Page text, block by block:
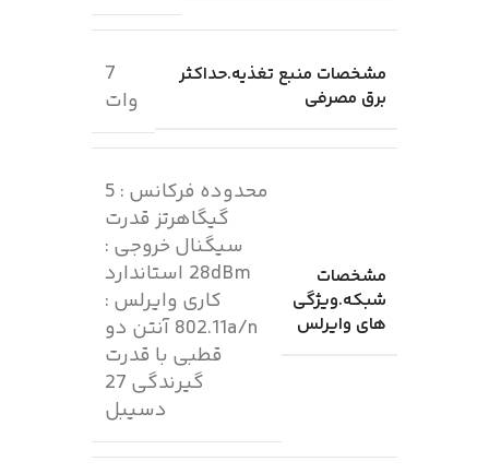
مشخصات منبع تغذیه.حداکثر
برق مصرفی
7
وات
مشخصات
شبکه.ویژگی
های وایرلس
محدوده فرکانس : 5
گیگاهرتز قدرت
سیگنال خروجی :
28dBm استاندارد
کاری وایرلس :
802.11a/n آنتن دو
قطبی با قدرت
گیرندگی 27
دسیبل